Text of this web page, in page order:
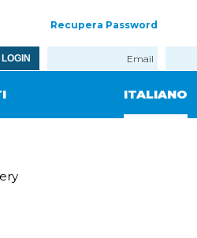
Recupera Password
LOGIN
ITALIANO